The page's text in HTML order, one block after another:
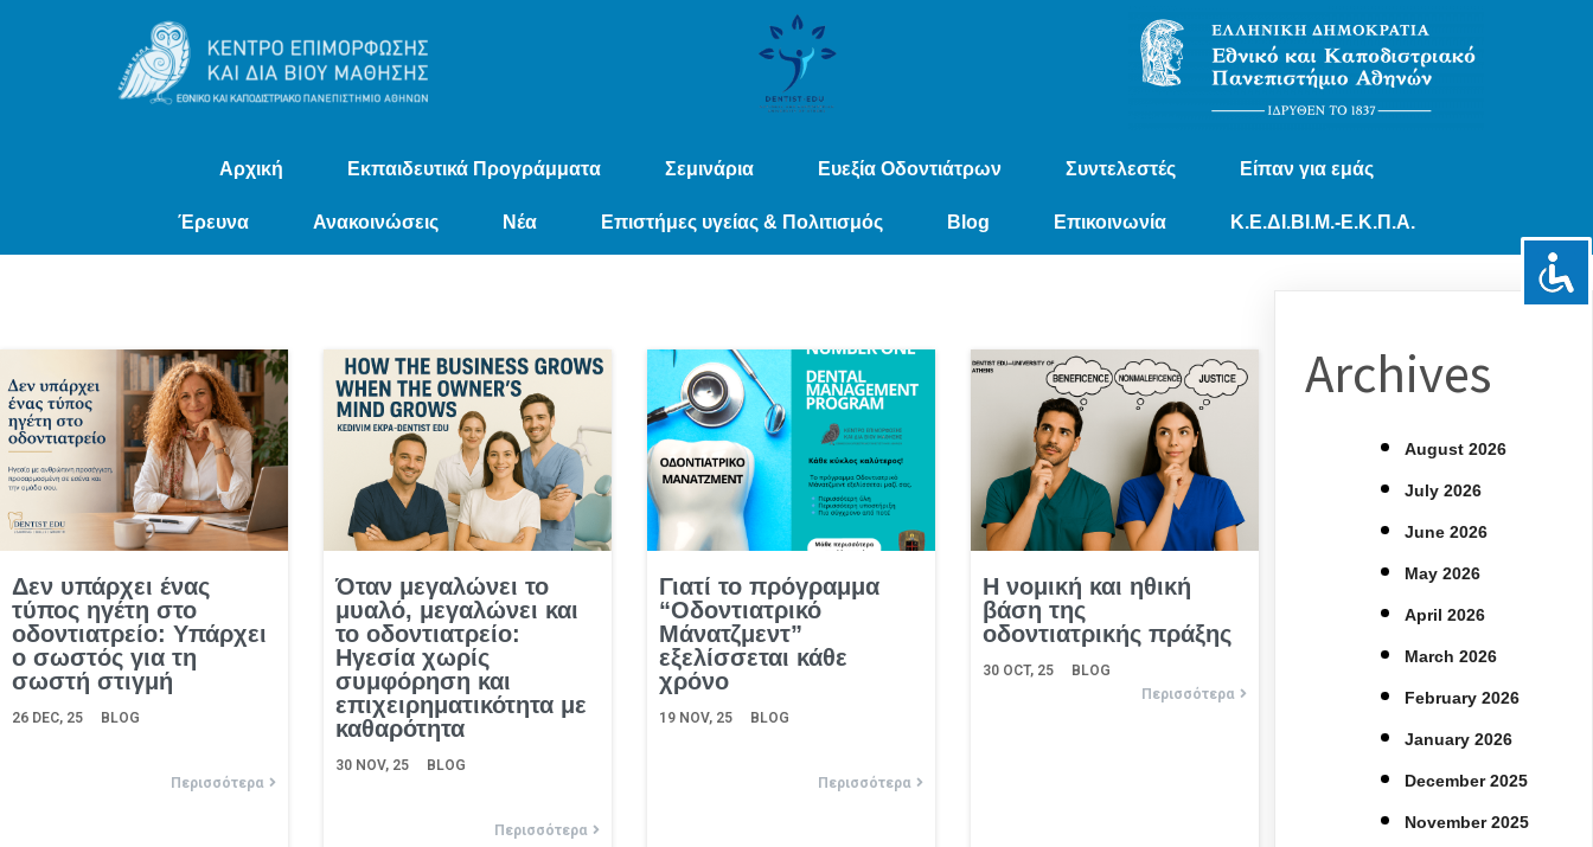
Αρχική Εκπαιδευτικά Προγράμματα Σεμινάρια Ευεξία Οδοντιάτρων Συντελεστές Είπαν για εμάς
Έρευνα Ανακοινώσεις Νέα Επιστήμες υγείας & Πολιτισμός Blog Επικοινωνία Κ.Ε.ΔΙ.ΒΙ.Μ.-Ε.Κ.Π.Α.
Δεν υπάρχει ένας
τύπος ηγέτη στο
οδοντιατρείο: Υπάρχει
ο σωστός για τη
σωστή στιγμή
26 DEC, 25 BLOG
Περισσότερα
Όταν μεγαλώνει το
μυαλό, μεγαλώνει και
το οδοντιατρείο:
Ηγεσία χωρίς
συμφόρηση και
επιχειρηματικότητα με
καθαρότητα
30 NOV, 25 BLOG
Περισσότερα
Γιατί το πρόγραμμα
“Οδοντιατρικό
Μάνατζμεντ”
εξελίσσεται κάθε
χρόνο
19 NOV, 25 BLOG
Περισσότερα
Η νομική και ηθική
βάση της
οδοντιατρικής πράξης
30 OCT, 25
BLOG
Περισσότερα
Archives
August 2026
July 2026
June 2026
May 2026
April 2026
March 2026
February 2026
January 2026
December 2025
November 2025